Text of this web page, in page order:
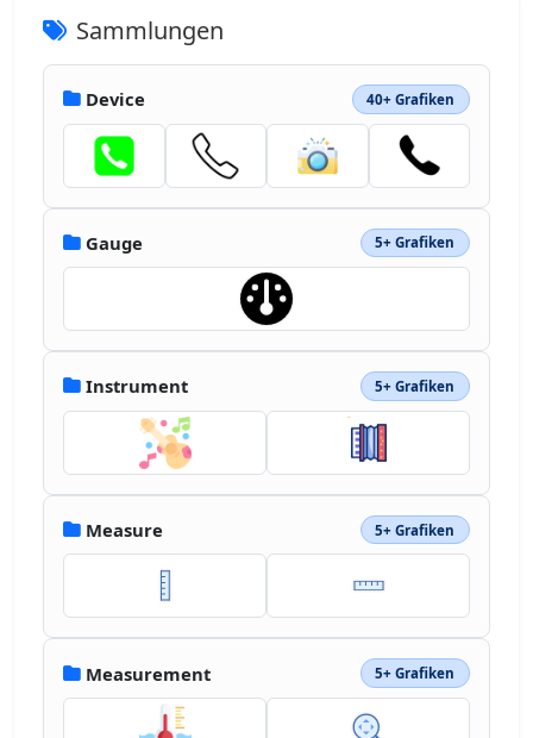
Sammlungen
Device 40+ Grafiken
Gauge 5+ Grafiken
Instrument 5+ Grafiken
Measure 5+ Grafiken
Measurement 5+ Grafiken